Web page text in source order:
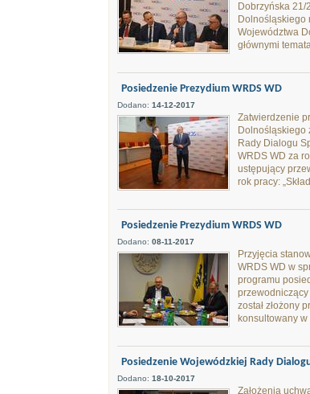
Dobrzyńska
Dolnośląskiego
Województwa
głównymi
Posiedzenie Prezydium WRDS WD
Dodano: 14-12-2017
Zatwierdzenie
Dolnośląskiego
Rady Dialogu
WRDS WD za
ustępujący
rok pracy:
Posiedzenie Prezydium WRDS WD
Dodano: 08-11-2017
Przyjęcia
WRDS WD w
programu
został złożony
konsultowany
Posiedzenie Wojewódzkiej Rady
Dodano: 18-10-2017
Założenia